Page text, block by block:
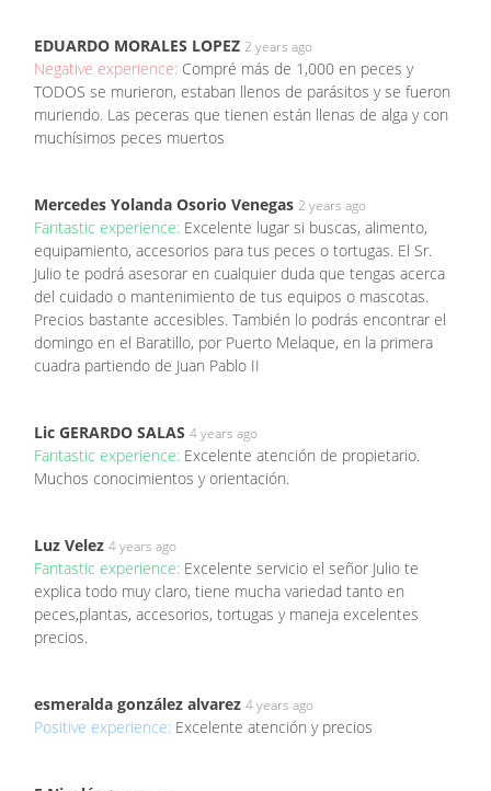
EDUARDO MORALES LOPEZ 2 years ago
Negative experience: Compré más de 1,000 en peces y
TODOS se murieron, estaban llenos de parásitos y se fueron
muriendo. Las peceras que tienen están llenas de alga y con
muchísimos peces muertos
Mercedes Yolanda Osorio Venegas 2 years ago
Fantastic experience: Excelente lugar si buscas, alimento,
equipamiento, accesorios para tus peces o tortugas. El Sr.
Julio te podrá asesorar en cualquier duda que tengas acerca
del cuidado o mantenimiento de tus equipos o mascotas.
Precios bastante accesibles. También lo podrás encontrar el
domingo en el Baratillo, por Puerto Melaque, en la primera
cuadra partiendo de Juan Pablo II
Lic GERARDO SALAS 4 years ago
Fantastic experience: Excelente atención de propietario.
Muchos conocimientos y orientación.
Luz Velez 4 years ago
Fantastic experience: Excelente servicio el señor Julio te
explica todo muy claro, tiene mucha variedad tanto en
peces,plantas, accesorios, tortugas y maneja excelentes
precios.
esmeralda gonzález alvarez 4 years ago
Positive experience: Excelente atención y precios